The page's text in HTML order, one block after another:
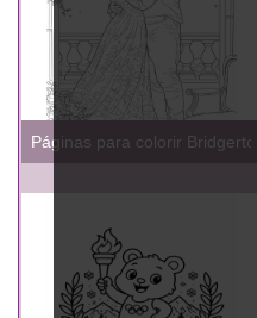
Páginas para colorir Bridgerton